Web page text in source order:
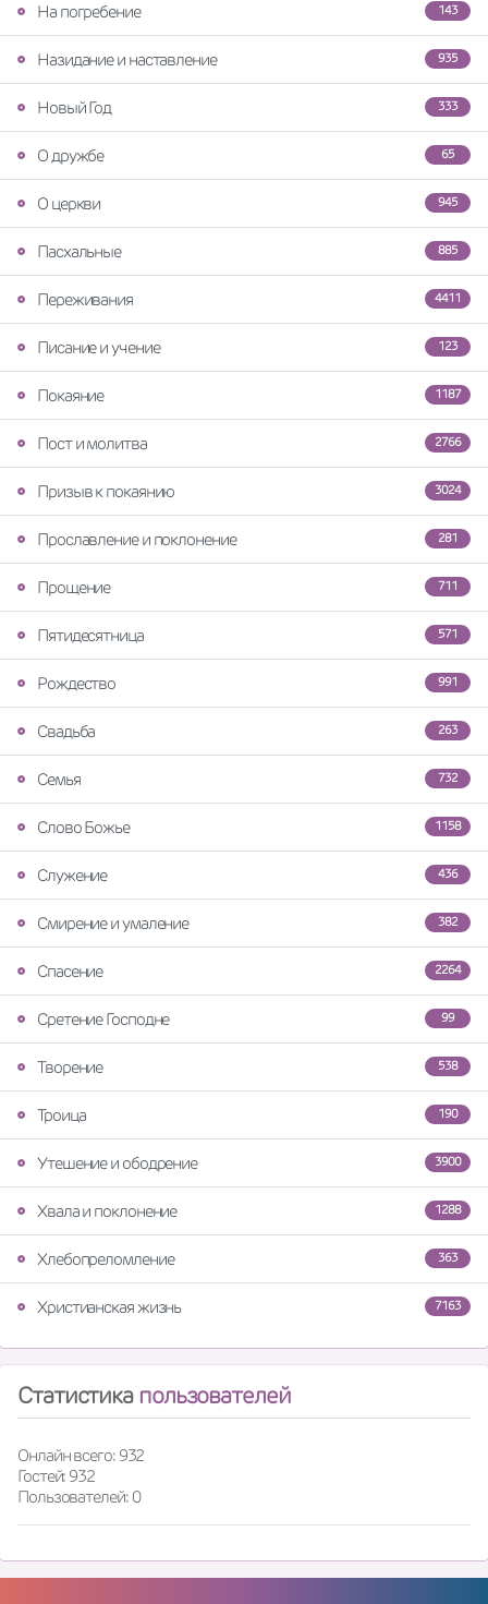
143
На погребение
935
Назидание и наставление
333
Новый Год
65
О дружбе
945
О церкви
885
Пасхальные
4411
Переживания
123
Писание и учение
1187
Покаяние
2766
Пост и молитва
3024
Призыв к покаянию
281
Прославление и поклонение
711
Прощение
571
Пятидесятница
991
Рождество
263
Свадьба
732
Семья
1158
Слово Божье
436
Служение
382
Смирение и умаление
2264
Спасение
99
Сретение Господне
538
Творение
190
Троица
3900
Утешение и ободрение
1288
Хвала и поклонение
363
Хлебопреломление
7163
Христианская жизнь
Статистика пользователей
Онлайн всего: 932
Гостей: 932
Пользователей: 0